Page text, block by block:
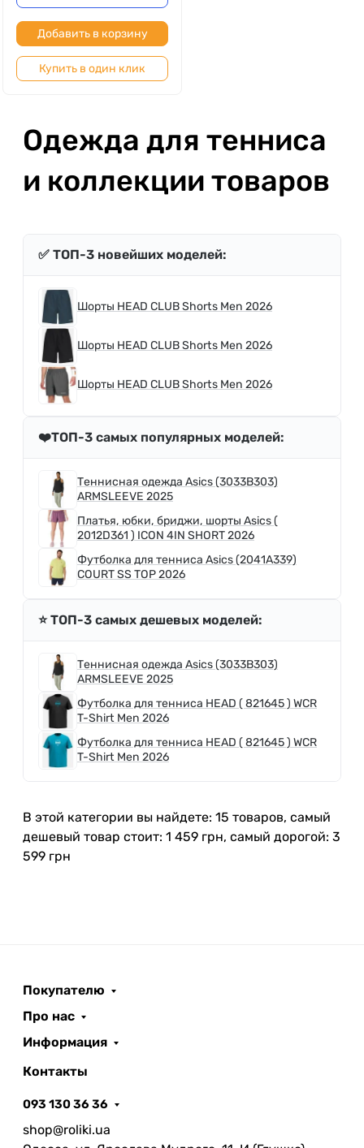
Добавить в корзину
Купить в один клик
Одежда для тенниса
и коллекции товаров
✅ ТОП-3 новейших моделей:
Шорты HEAD CLUB Shorts Men 2026
Шорты HEAD CLUB Shorts Men 2026
Шорты HEAD CLUB Shorts Men 2026
❤️ТОП-3 самых популярных моделей:
Теннисная одежда Asics (3033B303)
ARMSLEEVE 2025
Платья, юбки, бриджи, шорты Asics (
2012D361 ) ICON 4IN SHORT 2026
Футболка для тенниса Asics (2041A339)
COURT SS TOP 2026
⭐️ ТОП-3 самых дешевых моделей:
Теннисная одежда Asics (3033B303)
ARMSLEEVE 2025
Футболка для тенниса HEAD ( 821645 ) WCR
T-Shirt Men 2026
Футболка для тенниса HEAD ( 821645 ) WCR
T-Shirt Men 2026
В этой категории вы найдете: 15 товаров, самый
дешевый товар стоит: 1 459 грн, самый дорогой: 3
599 грн
Покупателю
Про нас
Информация
Контакты
093 130 36 36
shop@roliki.ua